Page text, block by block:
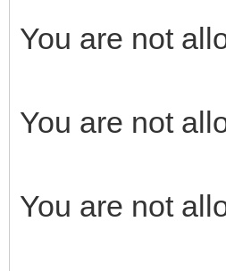
You are not
You are not
You are not